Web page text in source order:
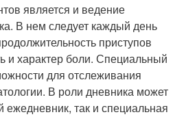
является и ведение
В нем следует каждый день
приступов
и характер боли. Специальный
для отслеживания
В роли дневника может
ежедневник, так и специальная